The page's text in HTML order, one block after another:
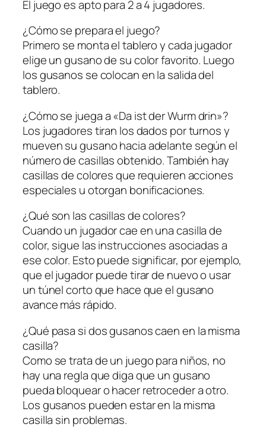
El juego es apto para 2 a 4 jugadores.
¿Cómo se prepara el juego?
Primero se monta el tablero y cada jugador
elige un gusano de su color favorito. Luego
los gusanos se colocan en la salida del
tablero.
¿Cómo se juega a «Da ist der Wurm drin»?
Los jugadores tiran los dados por turnos y
mueven su gusano hacia adelante según el
número de casillas obtenido. También hay
casillas de colores que requieren acciones
especiales u otorgan bonificaciones.
¿Qué son las casillas de colores?
Cuando un jugador cae en una casilla de
color, sigue las instrucciones asociadas a
ese color. Esto puede significar, por ejemplo,
que el jugador puede tirar de nuevo o usar
un túnel corto que hace que el gusano
avance más rápido.
¿Qué pasa si dos gusanos caen en la misma
casilla?
Como se trata de un juego para niños, no
hay una regla que diga que un gusano
pueda bloquear o hacer retroceder a otro.
Los gusanos pueden estar en la misma
casilla sin problemas.